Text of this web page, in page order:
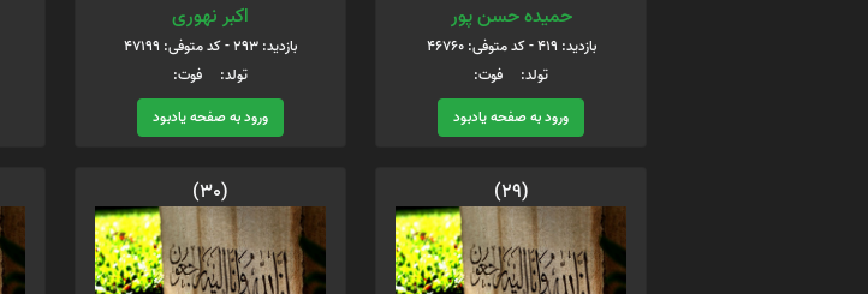
حمیده حسن پور
بازدید: 419 - کد متوفی: 46760
تولد: فوت:
ورود به صفحه یادبود
اکبر نهوری
بازدید: 293 - کد متوفی: 47199
تولد: فوت:
ورود به صفحه یادبود
(29)
(30)